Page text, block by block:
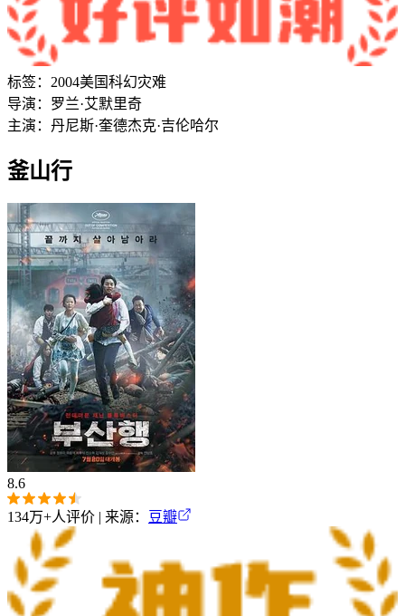
标签： 2004美国科幻灾难
导演： 罗兰·艾默里奇
主演： 丹尼斯·奎德杰克·吉伦哈尔
釜山行
8.6
134万+人评价 | 来源： 豆瓣